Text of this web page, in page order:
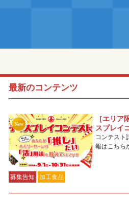
最新のコンテンツ
募集告知 加工食品
［エリア
スプレイ
コンテスト
報はこちら